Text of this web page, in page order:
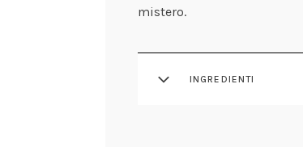
mistero.
INGREDIENTI